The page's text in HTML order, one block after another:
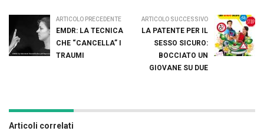
ARTICOLO PRECEDENTE
EMDR: LA TECNICA
CHE “CANCELLA” I
TRAUMI
ARTICOLO SUCCESSIVO
LA PATENTE PER IL
SESSO SICURO:
BOCCIATO UN
GIOVANE SU DUE
Articoli correlati